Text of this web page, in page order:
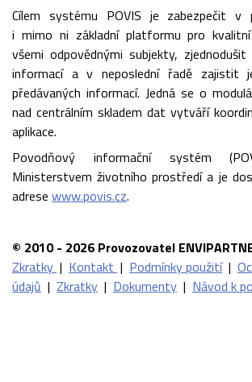
Cílem systému POVIS je zabezpečit v
i mimo ni základní platformu pro kvalitní
všemi odpovědnými subjekty,
informací a v neposlední řadě zajistit
předávaných informací. Jedná se o
nad centrálním skladem dat vytváří
aplikace.
Povodňový informační systém
Ministerstvem životního prostředí a je
adrese www.povis.cz.
© 2010 - 2026 Provozovatel
Zkratky | Kontakt | Podmínky použití |
údajů | Zkratky | Dokumenty | Návod k